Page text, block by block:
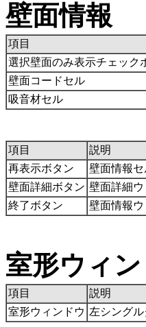
壁面情報
項目
選択壁面のみ表示チェック
壁面コードセル
吸音材セル
項目
説明
再表示ボタン
壁面情報セ
壁面詳細ボタン 壁面詳細ウ
終了ボタン
壁面情報ウ
室形ウィン
項目
説明
室形ウィンドウ 左シング